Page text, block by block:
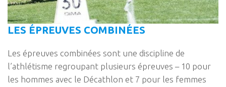
LES ÉPREUVES COMBINÉES
Les épreuves combinées sont une discipline de
l’athlétisme regroupant plusieurs épreuves – 10 pour
les hommes avec le Décathlon et 7 pour les femmes